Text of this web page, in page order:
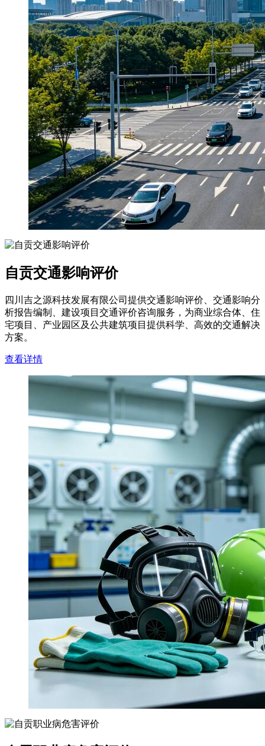
自贡交通影响评价
四川吉之源科技发展有限公司提供交通影响评价、交通影响分
析报告编制、建设项目交通评价咨询服务，为商业综合体、住
宅项目、产业园区及公共建筑项目提供科学、高效的交通解决
方案。
查看详情